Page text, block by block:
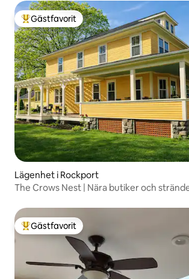
Populär gästfavorit
Gästfavorit
Lägenhet i Rockport
The Crows Nest | Nära butiker och
Populär gästfavorit
Gästfavorit